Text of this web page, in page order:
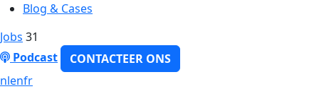
Blog & Cases
Jobs 31
Podcast
CONTACTEER ONS
nlenfr